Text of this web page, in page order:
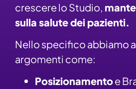
crescere lo Studio,
sulla salute dei pazienti.
Nello specifico abbiamo
argomenti come:
Posizionamentoe